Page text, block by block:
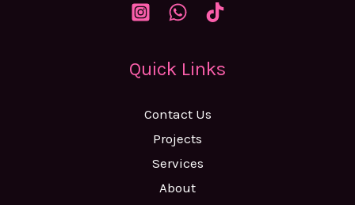
Quick Links
Contact Us
Projects
Services
About